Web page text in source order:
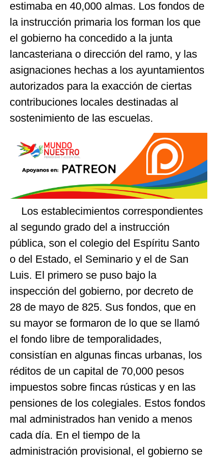
estimaba en 40,000 almas. Los fondos de
la instrucción primaria los forman los que
el gobierno ha concedido a la junta
lancasteriana o dirección del ramo, y las
asignaciones hechas a los ayuntamientos
autorizados para la exacción de ciertas
contribuciones locales destinadas al
sostenimiento de las escuelas.
Los establecimientos correspondientes
al segundo grado del a instrucción
pública, son el colegio del Espíritu Santo
o del Estado, el Seminario y el de San
Luis. El primero se puso bajo la
inspección del gobierno, por decreto de
28 de mayo de 825. Sus fondos, que en
su mayor se formaron de lo que se llamó
el fondo libre de temporalidades,
consistían en algunas fincas urbanas, los
réditos de un capital de 70,000 pesos
impuestos sobre fincas rústicas y en las
pensiones de los colegiales. Estos fondos
mal administrados han venido a menos
cada día. En el tiempo de la
administración provisional, el gobierno se